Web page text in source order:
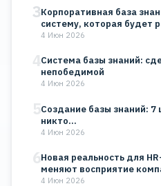
3Корпоративная база
систему, которая будет
4 Июн 2026
4Система базы знаний:
непобедимой
4 Июн 2026
5Создание базы знаний: 7
никто…
4 Июн 2026
6Новая реальность для
меняют восприятие
4 Июн 2026